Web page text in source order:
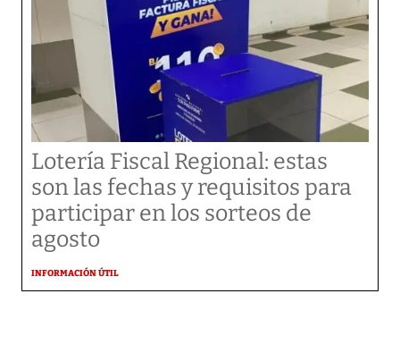
Lotería Fiscal Regional: estas
son las fechas y requisitos para
participar en los sorteos de
agosto
INFORMACIÓN ÚTIL